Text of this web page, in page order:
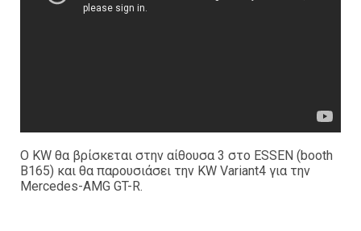
O KW θα βρίσκεται στην αίθουσα 3 στο ESSEN (booth
B165) και θα παρουσιάσει την KW Variant4 για την
Mercedes-AMG GT-R.